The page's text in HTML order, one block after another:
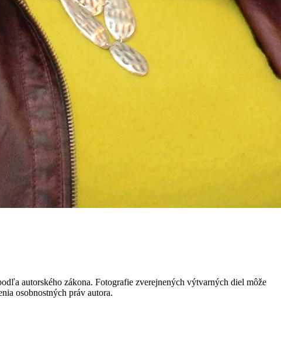
autorského zákona. Fotografie zverejnených výtvarných diel môže
osobnostných práv autora.